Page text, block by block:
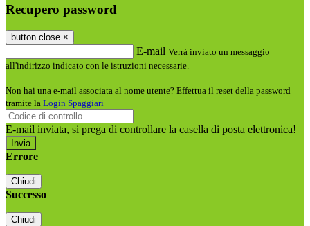
Recupero password
button close ×
E-mail Verrà inviato un messaggio
all'indirizzo indicato con le istruzioni necessarie.
Non hai una e-mail associata al nome utente? Effettua il reset della password
tramite la Login Spaggiari
E-mail inviata, si prega di controllare la casella di posta elettronica!
Errore
Chiudi
Successo
Chiudi